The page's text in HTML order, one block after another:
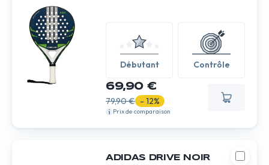
Débutant Contrôle
69,90 €
79,90 € - 12%
Prix de comparaison
ADIDAS DRIVE NOIR